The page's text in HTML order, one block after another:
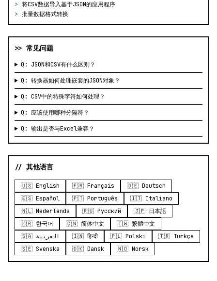
> 将CSV数据导入基于JSON的应用程序
> 批量数据格式转换
>> 常见问题
Q: JSON和CSV有什么区别？
Q: 转换器如何处理嵌套的JSON对象？
Q: CSV中的特殊字符如何处理？
Q: 应该使用哪种分隔符？
Q: 输出是否与Excel兼容？
// 其他语言
🇺🇸 English 🇫🇷 Français
🇩🇪 Deutsch
🇪🇸 Español
🇵🇹 Português
🇮🇹 Italiano
🇳🇱 Nederlands
🇷🇺 Русский
🇯🇵 日本語
🇰🇷 한국어
🇨🇳 简体中文
🇹🇼 繁體中文
🇸🇦 العربية
🇮🇳 हिन्दी 🇵🇱 Polski
🇹🇷 Türkçe
🇸🇪 Svenska
🇩🇰 Dansk 🇳🇴 Norsk